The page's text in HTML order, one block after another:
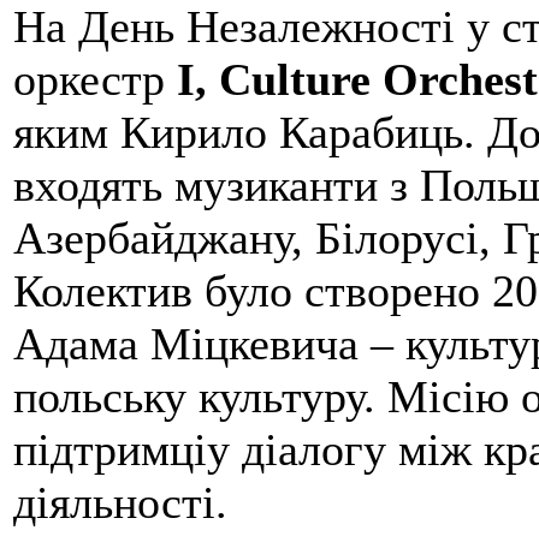
На День Незалежності у
оркестр I, Culture
яким Кирило Карабиць.
входять музиканти з
Азербайджану, Білорусі,
Колектив було створено
Адама Міцкевича –
польську культуру. Місію
підтримціу діалогу між
діяльності.